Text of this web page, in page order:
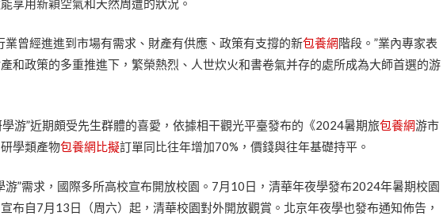
享用新穎空氣和天然周遭的狀況。
業曾經進進到市場有需求、財產有供應、政策有支撐的新包養網階段。”業內專家表
和政策的多重推進下，繁榮熱烈、人世炊火和書卷氣并存的處所成為大師首選的游
學游”近期頗受先生群體的喜愛，依據相干觀光平臺發布的《2024暑期旅包養網游市
學類產物包養網比擬訂單同比往年增加70%，價錢與往年基礎持平。
游”需求，國際多所高校宣布開放校園。7月10日，清華年夜學發布2024年暑期校園
布自7月13日（周六）起，清華校園對外開放觀賞。北京年夜學也發布通知佈告，